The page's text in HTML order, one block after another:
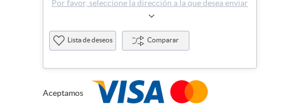
Por favor, seleccione la dirección a la que desea enviar
Lista de deseos Comparar
Aceptamos